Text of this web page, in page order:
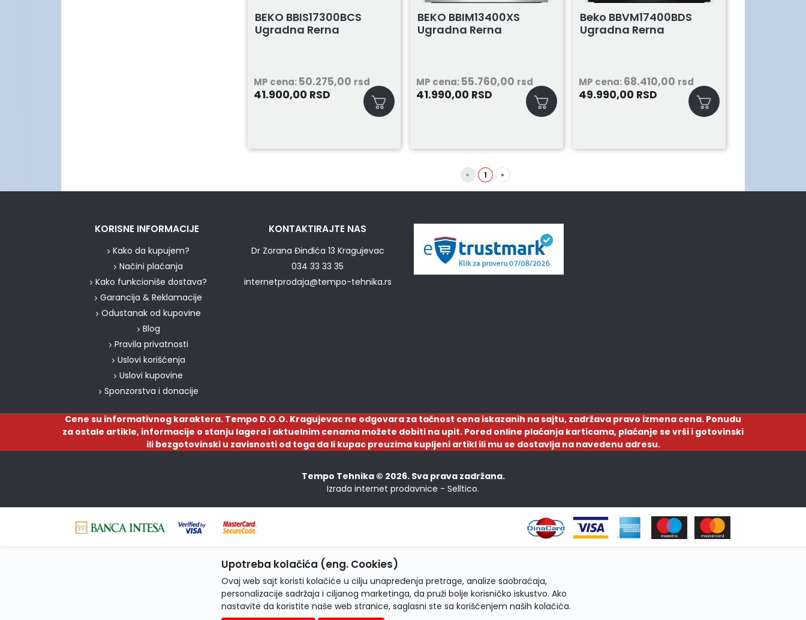
BEKO BBIS17300BCS
Ugradna Rerna
MP cena:50.275,00 rsd
41.900,00 RSD
BEKO BBIM13400XS
Ugradna Rerna
MP cena:55.760,00 rsd
41.990,00 RSD
Beko BBVM17400BDS
Ugradna Rerna
MP cena:68.410,00 rsd
49.990,00 RSD
« 1 »
KORISNE INFORMACIJE
Kako da kupujem?
Načini plaćanja
Kako funkcioniše dostava?
Garancija & Reklamacije
Odustanak od kupovine
Blog
Pravila privatnosti
Uslovi korišćenja
Uslovi kupovine
Sponzorstva i donacije
KONTAKTIRAJTE NAS
Dr Zorana Đinđića 13 Kragujevac
034 33 33 35
internetprodaja@tempo-tehnika.rs
Cene su informativnog karaktera. Tempo D.O.O. Kragujevac ne odgovara za tačnost cena iskazanih na sajtu, zadržava pravo izmena cena. Ponudu
za ostale artikle, informacije o stanju lagera i aktuelnim cenama možete dobiti na upit. Pored online plaćanja karticama, plaćanje se vrši i gotovinski
ili bezgotovinski u zavisnosti od toga da li kupac preuzima kupljeni artikl ili mu se dostavlja na navedenu adresu.
Tempo Tehnika © 2026. Sva prava zadržana.
Izrada internet prodavnice - Selltico.
Upotreba kolačića (eng. Cookies)
Ovaj web sajt koristi kolačiće u cilju unapređenja pretrage, analize saobraćaja,
personalizacije sadržaja i ciljanog marketinga, da pruži bolje korisničko iskustvo. Ako
nastavite da koristite naše web stranice, saglasni ste sa korišćenjem naših kolačića.